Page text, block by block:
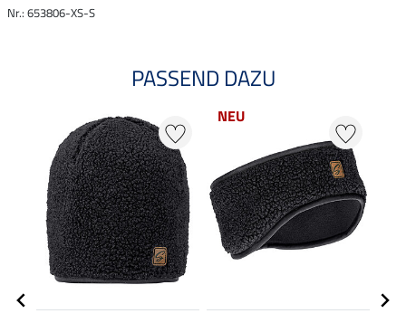
Nr.: 653806-XS-S
PASSEND DAZU
NEU